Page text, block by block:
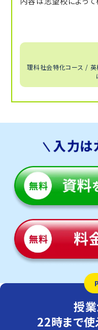
入試当日に必要な点
ことによって効率の
理科社会特化コース / 英
授
22時まで使